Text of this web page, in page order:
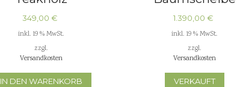
Tischplatte
349,00 €
inkl. 19 % MwSt.
zzgl.
Versandkosten
IN DEN WARENKORB
Tischplatten
Küchenplatten
1.390,00 €
inkl. 19 % MwSt.
zzgl.
Versandkosten
VERKAUFT